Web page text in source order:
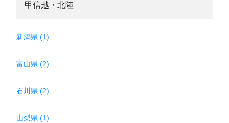
甲信越・北陸
新潟県 (1)
富山県 (2)
石川県 (2)
山梨県 (1)